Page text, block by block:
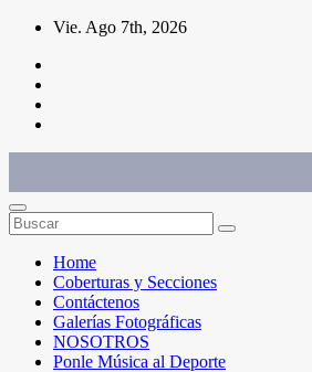
Saltar
contenido
Vie. Ago 7th, 2026
Home
Coberturas y Secciones
Contáctenos
Galerías Fotográficas
NOSOTROS
Ponle Música al Deporte